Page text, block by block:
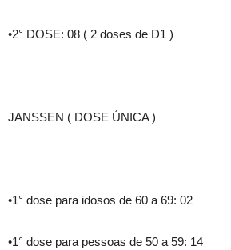
•2° DOSE: 08 ( 2 doses de D1 )
JANSSEN ( DOSE ÚNICA )
•1° dose para idosos de 60 a 69: 02
•1° dose para pessoas de 50 a 59: 14